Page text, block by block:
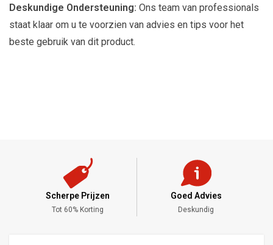
Deskundige Ondersteuning: Ons team van professionals
staat klaar om u te voorzien van advies en tips voor het
beste gebruik van dit product.
Scherpe Prijzen
Tot 60% Korting
Goed Advies
Deskundig